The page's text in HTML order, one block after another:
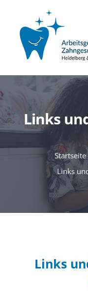
springen
Links
Startseite
Links
Links